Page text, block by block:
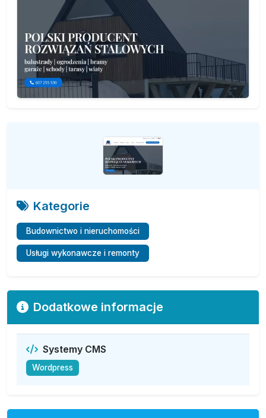
Kategorie
Budownictwo i nieruchomości
Usługi wykonawcze i remonty
Dodatkowe informacje
Systemy CMS
Wordpress